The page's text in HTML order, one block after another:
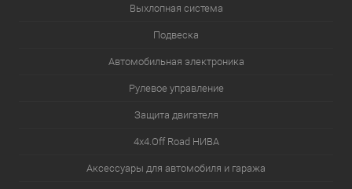
Выхлопная система
Подвеска
Автомобильная электроника
Рулевое управление
Защита двигателя
4х4.Off Road НИВА
Аксессуары для автомобиля и гаража